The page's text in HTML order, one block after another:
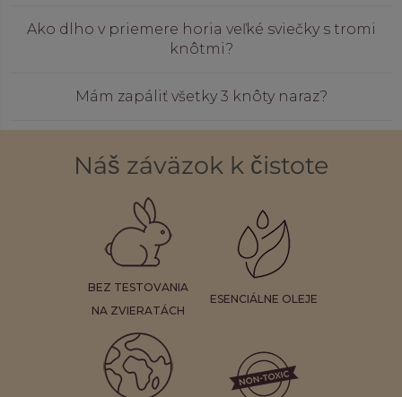
Ako dlho v priemere horia veľké sviečky s tromi
knôtmi?
Mám zapáliť všetky 3 knôty naraz?
Náš záväzok k čistote
BEZ TESTOVANIA
NA ZVIERATÁCH
ESENCIÁLNE OLEJE